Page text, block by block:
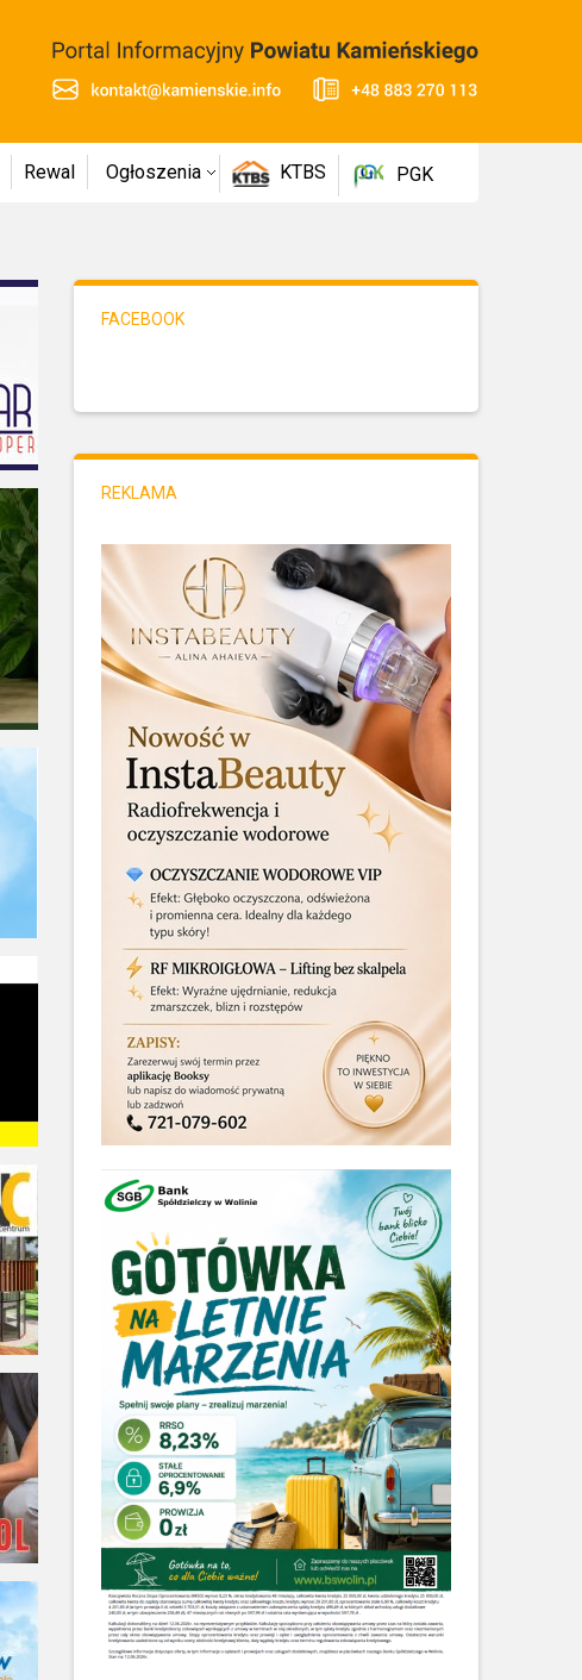
Rewal Ogłoszenia KTBS PGK
FACEBOOK
REKLAMA